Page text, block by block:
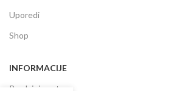
Uporedi
Shop
INFORMACIJE
Prodajni centar